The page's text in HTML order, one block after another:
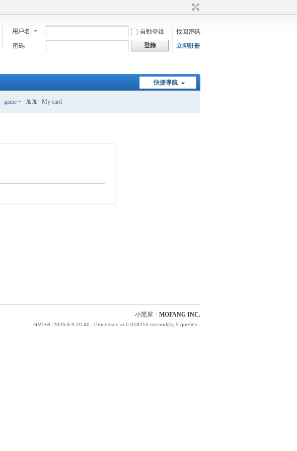
用戶名 自動登錄
找回密碼
密碼
登錄 立即註冊
快捷導航
game + 加加 My card
小黑屋 MOFANG INC.
GMT+8, 2026-8-9 20:46 , Processed in 0.018210 second(s), 9 queries .